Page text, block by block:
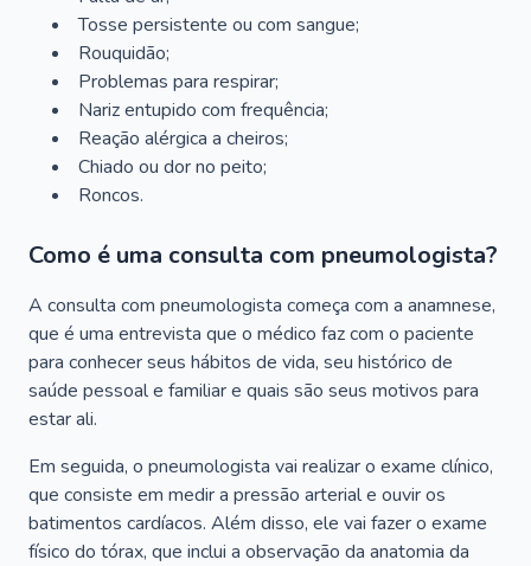
Tosse persistente ou com sangue;
Rouquidão;
Problemas para respirar;
Nariz entupido com frequência;
Reação alérgica a cheiros;
Chiado ou dor no peito;
Roncos.
Como é uma consulta com pneumologista?
A consulta com pneumologista começa com a anamnese,
que é uma entrevista que o médico faz com o paciente
para conhecer seus hábitos de vida, seu histórico de
saúde pessoal e familiar e quais são seus motivos para
estar ali.
Em seguida, o pneumologista vai realizar o exame clínico,
que consiste em medir a pressão arterial e ouvir os
batimentos cardíacos. Além disso, ele vai fazer o exame
físico do tórax, que inclui a observação da anatomia da